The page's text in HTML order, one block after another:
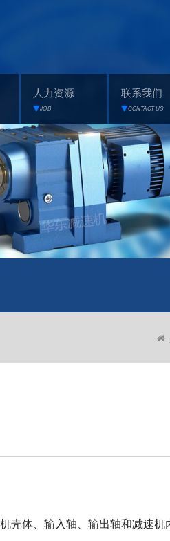
人力资源
JOB
联系我们
CONTACT US
体、输入轴、输出轴和减速机